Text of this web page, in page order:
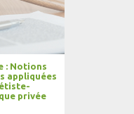
: Notions
appliquées
privée